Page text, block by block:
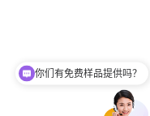
你们有免费样品提供吗？